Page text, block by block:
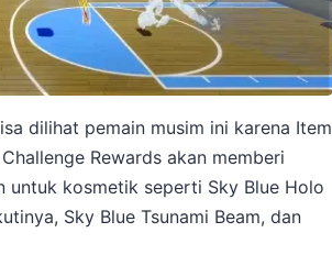
dilihat pemain musim ini karena Item
Rewards akan memberi
untuk kosmetik seperti Sky Blue Holo
Sky Blue Tsunami Beam, dan